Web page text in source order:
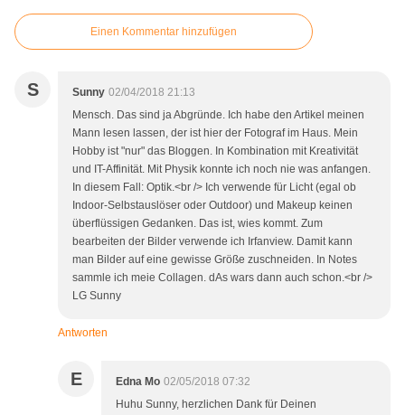
Einen Kommentar hinzufügen
S Sunny 02/04/2018 21:13
Mensch. Das sind ja Abgründe. Ich habe den Artikel meinen
Mann lesen lassen, der ist hier der Fotograf im Haus. Mein
Hobby ist "nur" das Bloggen. In Kombination mit Kreativität
und IT-Affinität. Mit Physik konnte ich noch nie was anfangen.
In diesem Fall: Optik.<br /> Ich verwende für Licht (egal ob
Indoor-Selbstauslöser oder Outdoor) und Makeup keinen
überflüssigen Gedanken. Das ist, wies kommt. Zum
bearbeiten der Bilder verwende ich Irfanview. Damit kann
man Bilder auf eine gewisse Größe zuschneiden. In Notes
sammle ich meie Collagen. dAs wars dann auch schon.<br />
LG Sunny
Antworten
E Edna Mo 02/05/2018 07:32
Huhu Sunny, herzlichen Dank für Deinen